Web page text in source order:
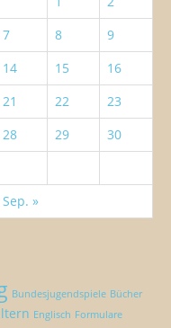
7 8
9
14 15
16
21 22
23
28 29
30
Sep. »
Bundesjugendspiele Bücher
Englisch Formulare